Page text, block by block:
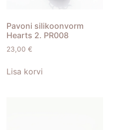
Pavoni silikoonvorm
Hearts 2. PR008
23,00 €
Lisa korvi